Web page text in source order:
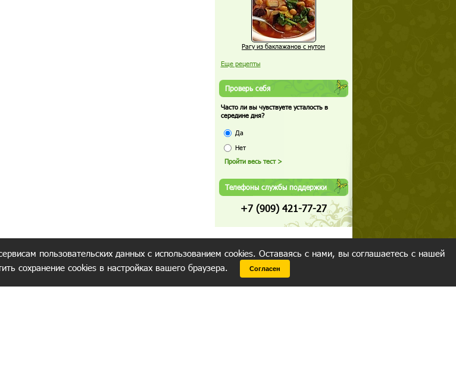
Рагу из баклажанов с нутом
Еще рецепты
Проверь себя
Часто ли вы чувствуете усталость в
середине дня?
Да
Нет
Телефоны службы поддержки
+7 (909) 421-77-27
пользовательских данных с использованием cookies. Оставаясь с нами, вы соглашаетесь с нашей
сохранение cookies в настройках вашего браузера. Согласен